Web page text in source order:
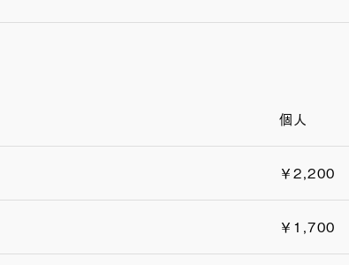
個人
￥2,200
￥1,700